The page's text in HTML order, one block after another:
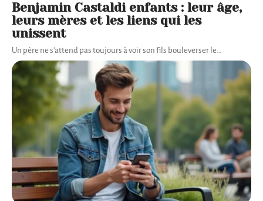
Benjamin Castaldi enfants : leur âge,
leurs mères et les liens qui les
unissent
Un père ne s'attend pas toujours à voir son fils bouleverser le…